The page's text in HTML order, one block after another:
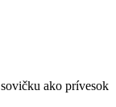
ako prívesok